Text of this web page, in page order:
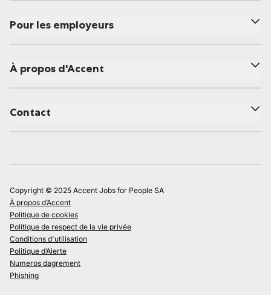
Pour les employeurs
À propos d'Accent
Contact
Copyright © 2025 Accent Jobs for People SA
À propos d’Accent
Politique de cookies
Politique de respect de la vie privée
Conditions d'utilisation
Politique d’Alerte
Numeros dagrement
Phishing